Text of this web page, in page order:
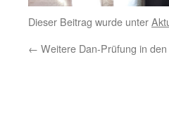
Dieser Beitrag wurde unter
← Weitere Dan-Prüfung in